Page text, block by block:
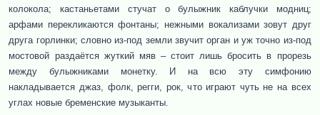
колокола; кастаньетами стучат о булыжник каблучки модниц;
арфами перекликаются фонтаны; нежными вокализами зовут друг
друга горлинки; словно из-под земли звучит орган и уж точно из-под
мостовой раздаётся жуткий мяв – стоит лишь бросить в прорезь
между булыжниками монетку. И на всю эту симфонию
накладывается джаз, фолк, регги, рок, что играют чуть не на всех
углах новые бременские музыканты.